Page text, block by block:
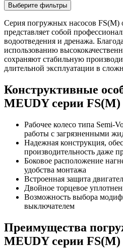
Выберите фильтры
Серия погружных насосов
представляет собой
водоотведения и дренажа.
использованию
сохраняют стабильную
длительной эксплуатации в
Конструктивные
MEUDY серии FS(M)
Рабочее колесо типа Semi-
работы с загрязненными
Надежная конструкция,
производительность даже
Боковое расположение
удобства монтажа
Встроенная защита
Двойное торцевое
Возможность выбора
выключателем
Преимущества
MEUDY серии FS(M)